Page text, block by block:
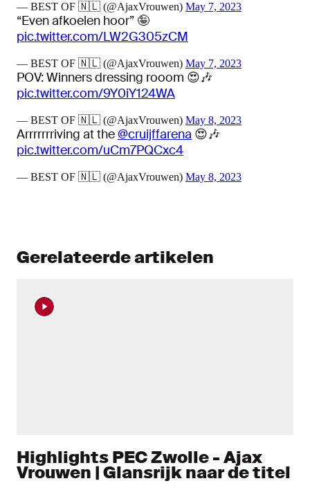
— BEST OF 🇳🇱 (@AjaxVrouwen) May 7, 2023
“Even afkoelen hoor” 🤪
pic.twitter.com/LW2G305zCM
— BEST OF 🇳🇱 (@AjaxVrouwen) May 7, 2023
POV: Winners dressing rooom 😍🎶
pic.twitter.com/9Y0iY124WA
— BEST OF 🇳🇱 (@AjaxVrouwen) May 8, 2023
Arrrrrrriving at the@cruijffarena 😍🎶
pic.twitter.com/uCm7PQCxc4
— BEST OF 🇳🇱 (@AjaxVrouwen) May 8, 2023
Gerelateerde artikelen
Highlights PEC Zwolle - Ajax
Vrouwen | Glansrijk naar de titel